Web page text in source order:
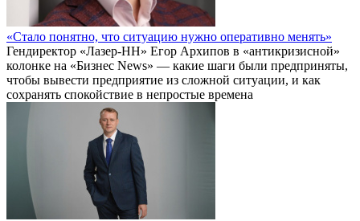
«Стало понятно, что ситуацию нужно оперативно менять»
Гендиректор «Лазер-НН» Егор Архипов в «антикризисной»
колонке на «Бизнес News» — какие шаги были предприняты,
чтобы вывести предприятие из сложной ситуации, и как
сохранять спокойствие в непростые времена